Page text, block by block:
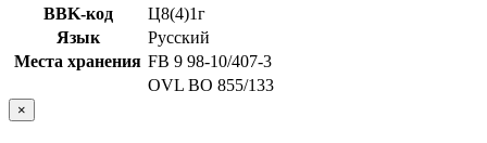
BBK-код
Ц8(4)1г
Язык
Русский
Места хранения FB 9 98-10/407-3
OVL ВО 855/133
×